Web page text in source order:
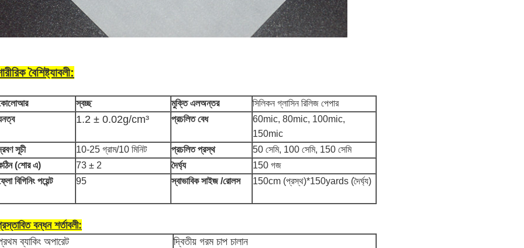
বৈশিষ্ট্যাবলী:
আর স্বচ্ছ মুক্তিএলঅন্তর
সিলিকন গ্লাসিন রিলিজ পেপার
1.2 ± 0.02g/cm³ প্রচলিতবেধ
60mic, 80mic, 100mic,
150mic
সূচী
10-25 গ্রাম/10 মিনিট প্রচলিত প্রস্থ
50 সেমি, 100 সেমি, 150 সেমি
(শোর এ)
73 ± 2 দৈর্ঘ্য
150 গজ
বিগিনিং পয়েন্ট
95 স্বাভাবিকসাইজ /রোলস 150cm (প্রস্থ)*150yards (দৈর্ঘ্য)
বন্ধন শর্তাবলী:
ব্যাকিং অপারেট
দ্বিতীয় গরম চাপ চালান